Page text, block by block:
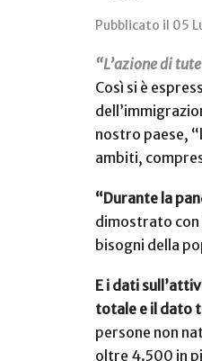
Pubblicato il 05
“L’azione di
Così si è
nostro paese,
ambiti,
“Durante la
dimostrato con
bisogni della
E i dati
totale e il dato
persone non
oltre 4.500 in